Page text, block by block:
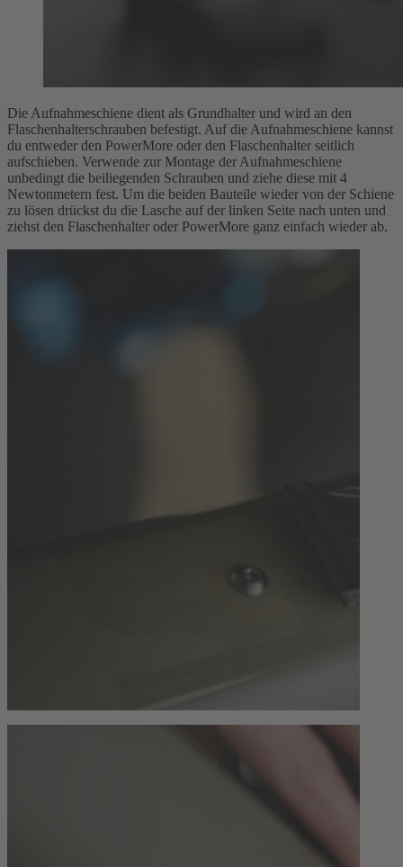
Die Aufnahmeschiene dient als Grundhalter und wird an den
Flaschenhalterschrauben befestigt. Auf die Aufnahmeschiene kannst
du entweder den PowerMore oder den Flaschenhalter seitlich
aufschieben. Verwende zur Montage der Aufnahmeschiene
unbedingt die beiliegenden Schrauben und ziehe diese mit 4
Newtonmetern fest. Um die beiden Bauteile wieder von der Schiene
zu lösen drückst du die Lasche auf der linken Seite nach unten und
ziehst den Flaschenhalter oder PowerMore ganz einfach wieder ab.